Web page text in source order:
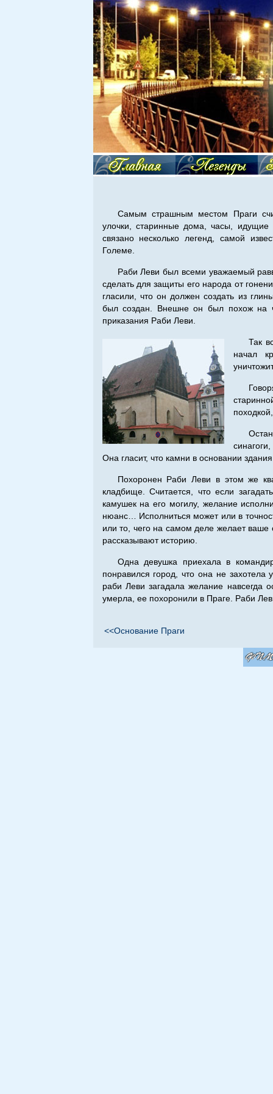
Самым страшным местом Праги
улочки, старинные дома, часы,
связано несколько легенд, самой
Големе.
Раби Леви был всеми уважаемый
сделать для защиты его народа от
гласили, что он должен создать из
был создан. Внешне он был похож на
приказания Раби Леви.
Так
начал
Она гласит, что камни в основании
Похоронен Раби Леви в этом же
кладбище. Считается, что если
камушек на его могилу, желание
нюанс… Исполниться может или в
или то, чего на самом деле желает ваше
рассказывают историю.
Одна девушка приехала в
понравился город, что она не захотела
раби Леви загадала желание навсегда
умерла, ее похоронили в Праге. Раби
<<Основание Праги